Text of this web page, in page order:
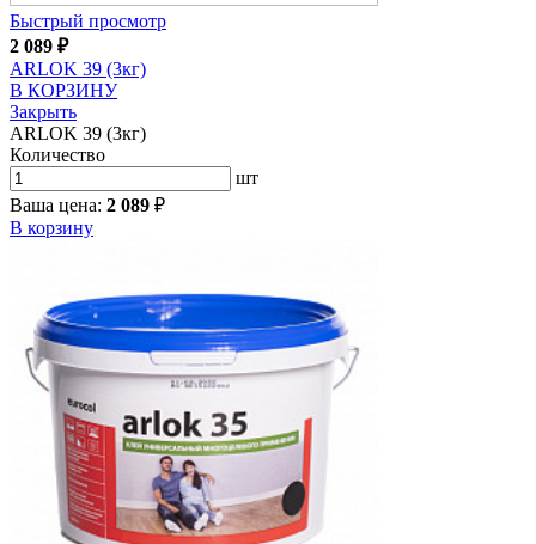
Быстрый просмотр
2 089 ₽
ARLOK 39 (3кг)
В КОРЗИНУ
Закрыть
ARLOK 39 (3кг)
Количество
шт
Ваша цена: 2 089 ₽
В корзину